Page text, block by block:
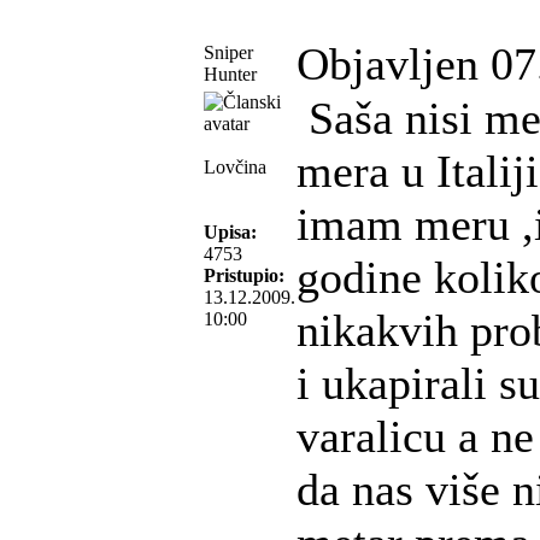
Sniper
Hunter
Objavljen
Lovčina
Upisa:
4753
Pristupio:
13.12.2009.
10:00
Saša nisi
mera u
imam meru
godine
nikakvih
i ukapirali
varalicu a
da nas više